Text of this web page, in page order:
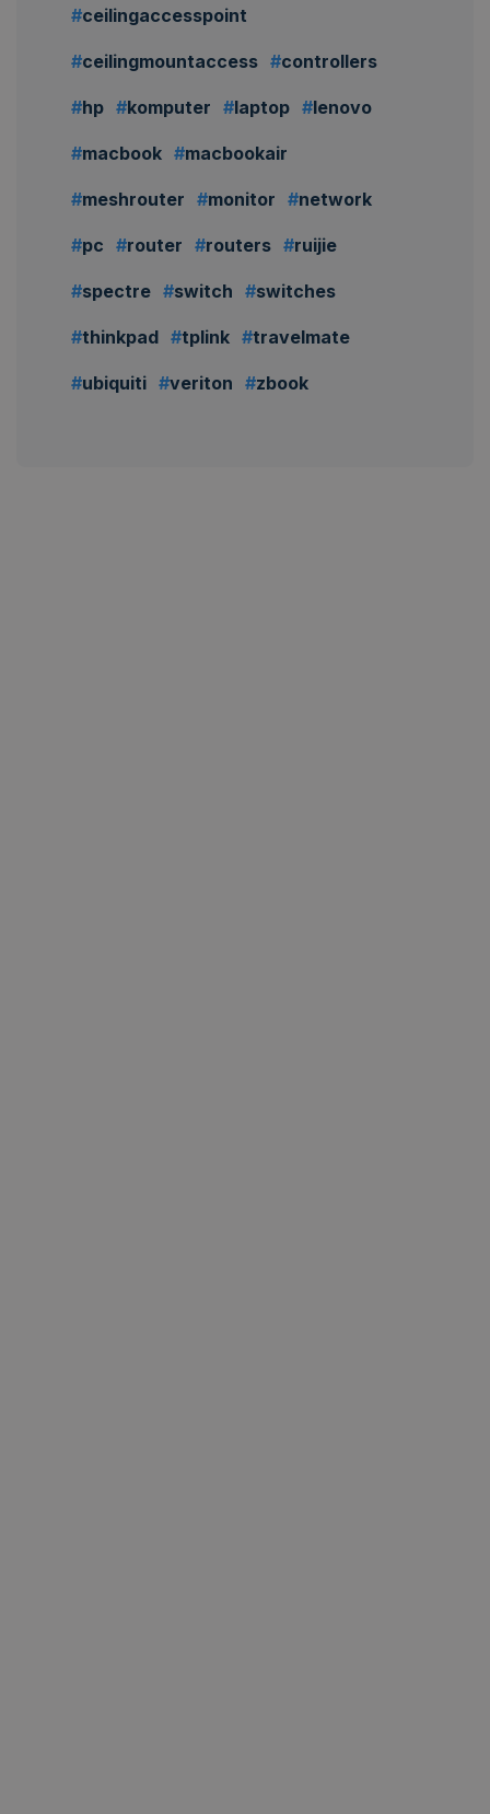
ceilingaccesspoint
ceilingmountaccess controllers
hp komputer laptop lenovo
macbook macbookair
meshrouter monitor network
pc router routers ruijie
spectre switch switches
thinkpad tplink travelmate
ubiquiti veriton zbook